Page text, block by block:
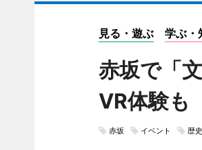
見る・遊ぶ 学ぶ・
赤坂で「
VR体験も
赤坂 イベント 歴史